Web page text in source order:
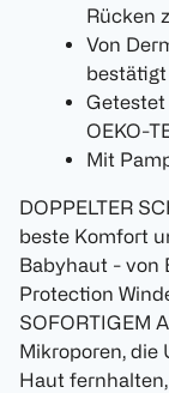
Rücken
Von
bestätigt
Getestet
OEKO-
Mit
DOPPELTER
beste Komfort
Babyhaut - von
Protection
SOFORTIGEM
Mikroporen, die
Haut